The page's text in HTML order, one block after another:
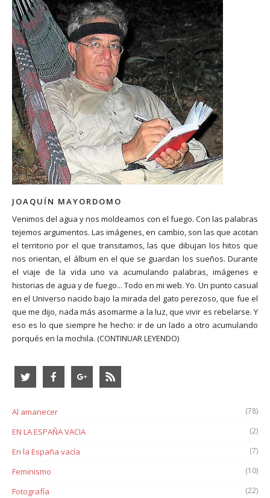
JOAQUÍN MAYORDOMO
Venimos del agua y nos moldeamos con el fuego. Con las palabras
tejemos argumentos. Las imágenes, en cambio, son las que acotan
el territorio por el que transitamos, las que dibujan los hitos que
nos orientan, el álbum en el que se guardan los sueños. Durante
el viaje de la vida uno va acumulando palabras, imágenes e
historias de agua y de fuego... Todo en mi web. Yo. Un punto casual
en el Universo nacido bajo la mirada del gato perezoso, que fue el
que me dijo, nada más asomarme a la luz, que vivir es rebelarse. Y
eso es lo que siempre he hecho: ir de un lado a otro acumulando
porqués en la mochila. (CONTINUAR LEYENDO)
Al amanecer (78)
EN LA ESPAÑA VACIA (2)
En la España vacía (7)
Feminismo (10)
Fotografía (22)